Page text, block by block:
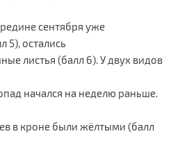
сентября уже
5), остались
листья (балл 6). У двух видов
начался на неделю раньше.
в кроне были жёлтыми (балл